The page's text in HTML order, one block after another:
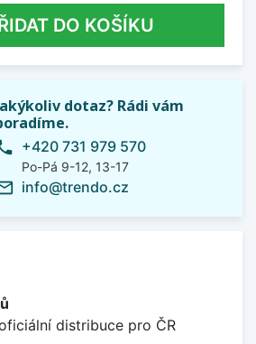
DO KOŠÍKU
dotaz? Rádi vám
+420 731 979 570
Po-Pá 9-12, 13-17
info@trendo.cz
distribuce pro ČR